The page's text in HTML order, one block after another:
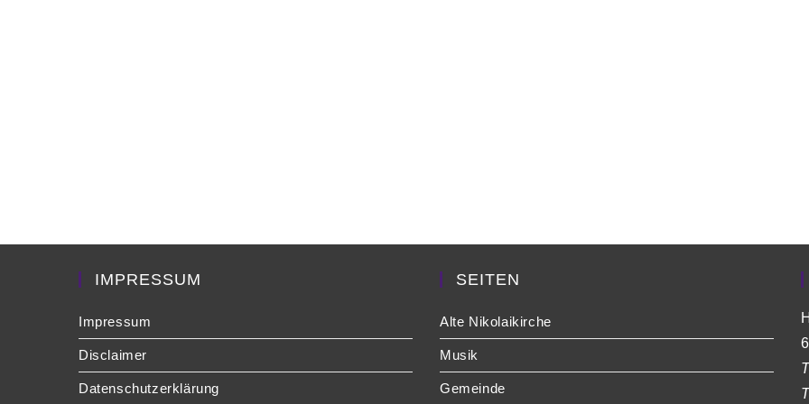
IMPRESSUM
Impressum
Disclaimer
Datenschutzerklärung
SEITEN
Alte Nikolaikirche
Musik
Gemeinde